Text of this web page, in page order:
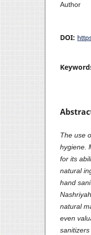
Author
DOI:
The use
hygiene.
for its
natural
hand
natural
even